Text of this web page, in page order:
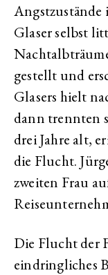
Angstzustände
Glaser selbst
gestellt und
Glasers hielt
dann trennten
drei Jahre alt,
die Flucht.
zweiten Frau
Die Flucht der
eindringliches